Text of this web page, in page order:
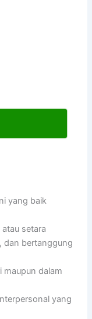
yang baik
setara
dan bertanggung
maupun dalam
yang